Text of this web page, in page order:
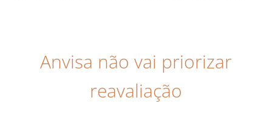
Anvisa não vai priorizar
reavaliação